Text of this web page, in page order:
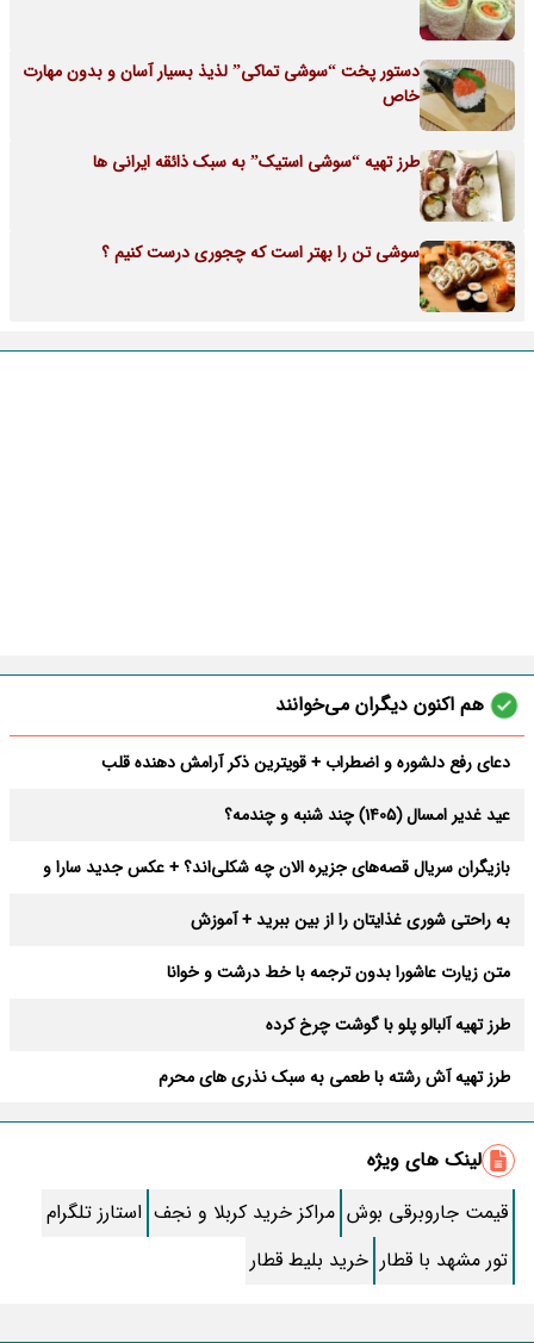
دستور پخت “سوشی تماکی” لذیذ بسیار آسان و بدون مهارت
خاص
طرز تهیه “سوشی استیک” به سبک ذائقه ایرانی ها
سوشی تن را بهتر است که چجوری درست کنیم ؟
هم اکنون دیگران می‌خوانند
دعای رفع دلشوره و اضطراب + قویترین ذکر آرامش دهنده قلب
عید غدیر امسال (1405) چند شنبه و چندمه؟
بازیگران سریال قصه‌های جزیره الان چه شکلی‌اند؟ + عکس جدید سارا و
به راحتی شوری غذایتان را از بین ببرید + آموزش
متن زیارت عاشورا بدون ترجمه با خط درشت و خوانا
طرز تهیه آلبالو پلو با گوشت چرخ کرده
طرز تهیه آش رشته با طعمی به سبک نذری های محرم
فال روزانه یکشنبه ۱۸ مرداد ۱۴۰۵ | فال امروز | فال روزانه شخصی
هوس های غذایی که نشانه بیماری اند!
دعایی مخصوص برای دفع هرنوع چشم زخم؛ چه کسانی چشم زخم دارند؟
خورشت بامیه جاافتاده و مجلسی؛ آموزش مرحله به مرحله تصویری
لینک های ویژه
قیمت جاروبرقی بوش مراکز خرید کربلا و نجف استارز تلگرام
تور مشهد با قطار خرید بلیط قطار